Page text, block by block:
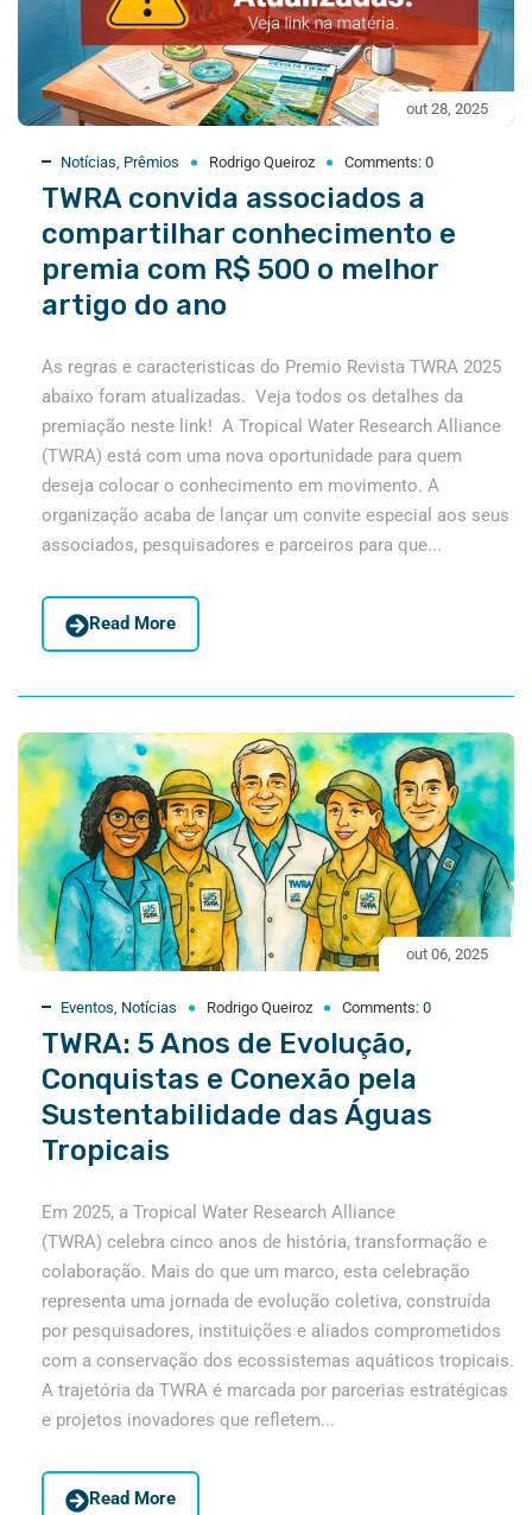
out 28, 2025
Notícias, Prêmios Rodrigo Queiroz Comments: 0
TWRA convida associados a
compartilhar conhecimento e
premia com R$ 500 o melhor
artigo do ano
As regras e caracteristicas do Premio Revista TWRA 2025
abaixo foram atualizadas. Veja todos os detalhes da
premiação neste link! A Tropical Water Research Alliance
(TWRA) está com uma nova oportunidade para quem
deseja colocar o conhecimento em movimento. A
organização acaba de lançar um convite especial aos seus
associados, pesquisadores e parceiros para que...
Read More
out 06, 2025
Eventos, Notícias Rodrigo Queiroz Comments: 0
TWRA: 5 Anos de Evolução,
Conquistas e Conexão pela
Sustentabilidade das Águas
Tropicais
Em 2025, a Tropical Water Research Alliance
(TWRA) celebra cinco anos de história, transformação e
colaboração. Mais do que um marco, esta celebração
representa uma jornada de evolução coletiva, construída
por pesquisadores, instituições e aliados comprometidos
com a conservação dos ecossistemas aquáticos tropicais.
A trajetória da TWRA é marcada por parcerias estratégicas
e projetos inovadores que refletem...
Read More